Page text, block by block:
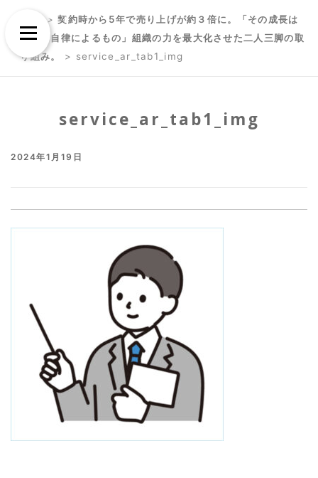
Menu
>契約時から5年で売り上げが約３倍に。「その成長は
社員の自律によるもの」組織の力を最大化させた二人三脚の取
り組み。
> service_ar_tab1_img
service_ar_tab1_img
2024年1月19日